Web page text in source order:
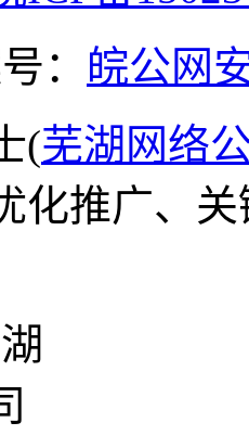
： 皖公网
(芜湖网络
化推广、